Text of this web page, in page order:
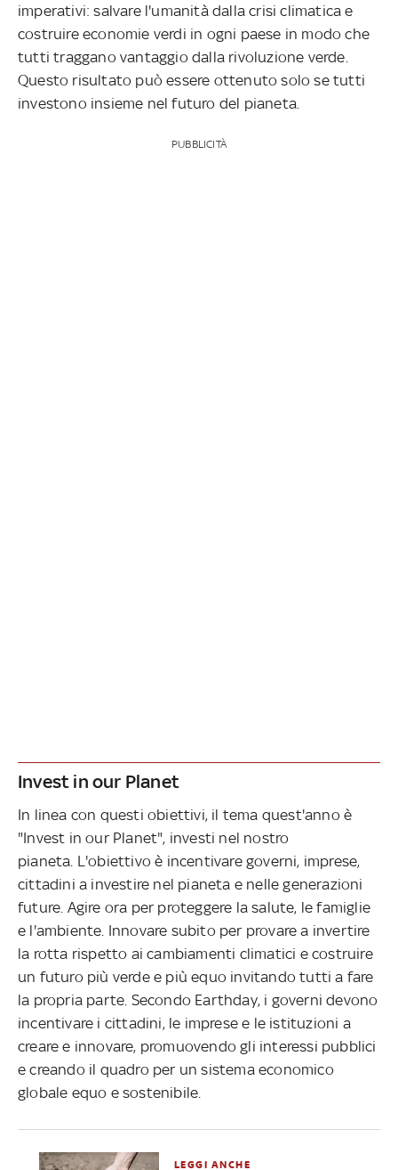
imperativi: salvare l'umanità dalla crisi climatica e
costruire economie verdi in ogni paese in modo che
tutti traggano vantaggio dalla rivoluzione verde.
Questo risultato può essere ottenuto solo se tutti
investono insieme nel futuro del pianeta.
PUBBLICITÀ
Invest in our Planet
In linea con questi obiettivi, il tema quest'anno è
"Invest in our Planet", investi nel nostro
pianeta. L'obiettivo è incentivare governi, imprese,
cittadini a investire nel pianeta e nelle generazioni
future. Agire ora per proteggere la salute, le famiglie
e l'ambiente. Innovare subito per provare a invertire
la rotta rispetto ai cambiamenti climatici e costruire
un futuro più verde e più equo invitando tutti a fare
la propria parte. Secondo Earthday, i governi devono
incentivare i cittadini, le imprese e le istituzioni a
creare e innovare, promuovendo gli interessi pubblici
e creando il quadro per un sistema economico
globale equo e sostenibile.
LEGGI ANCHE